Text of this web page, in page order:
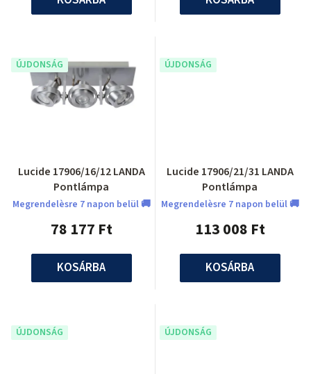
ÚJDONSÁG
Lucide 17906/16/12 LANDA
Pontlámpa
Megrendelèsre 7 napon belül 🚚
78 177 Ft
KOSÁRBA
ÚJDONSÁG
Lucide 17906/21/31 LANDA
Pontlámpa
Megrendelèsre 7 napon belül 🚚
113 008 Ft
KOSÁRBA
ÚJDONSÁG ÚJDONSÁG